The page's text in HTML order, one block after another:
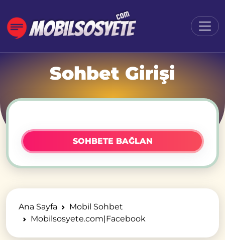
Sohbet Girişi
SOHBETE BAĞLAN
Ana Sayfa
Mobil Sohbet
Mobilsosyete.com|Facebook